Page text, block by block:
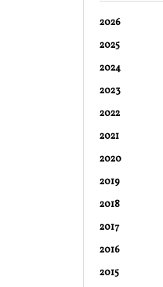
2026
2025
2024
2023
2022
2021
2020
2019
2018
2017
2016
2015